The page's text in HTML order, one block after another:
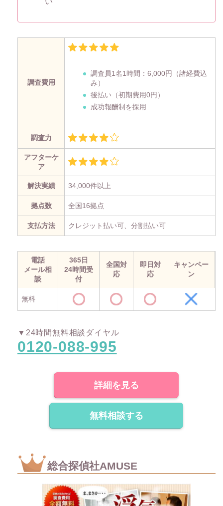
調査費用
調査員1名1時間： 6,000円
（諸経費込
み）
後払い（初期費用0円）
成功報酬制を採用
調査力
アフターケ
ア
解決実績 34,000件以上
拠点数 全国16拠点
支払方法 クレジット払い可、分割払い可
電話
メール相
談
365日
24時間受
付
全国対
応
即日対
応
キャンペー
ン
無料
▼24時間無料相談ダイヤル
0120-088-995
詳細を見る
無料相談する
総合探偵社AMUSE